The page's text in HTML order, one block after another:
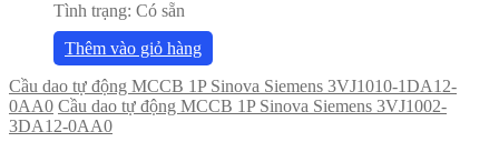
Tình trạng: Có sẵn
Thêm vào giỏ hàng
Cầu dao tự động MCCB 1P Sinova Siemens 3VJ1010-1DA12-
0AA0 Cầu dao tự động MCCB 1P Sinova Siemens 3VJ1002-
3DA12-0AA0